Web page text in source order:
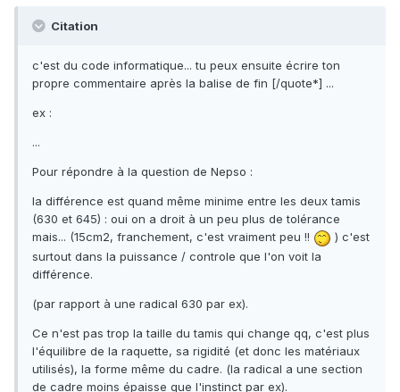
Citation
c'est du code informatique... tu peux ensuite écrire ton
propre commentaire après la balise de fin [/quote*] ...
ex :
...
Pour répondre à la question de Nepso :
la différence est quand même minime entre les deux tamis
(630 et 645) : oui on a droit à un peu plus de tolérance
mais... (15cm2, franchement, c'est vraiment peu !!
) c'est
surtout dans la puissance / controle que l'on voit la
différence.
(par rapport à une radical 630 par ex).
Ce n'est pas trop la taille du tamis qui change qq, c'est plus
l'équilibre de la raquette, sa rigidité (et donc les matériaux
utilisés), la forme même du cadre. (la radical a une section
de cadre moins épaisse que l'instinct par ex).